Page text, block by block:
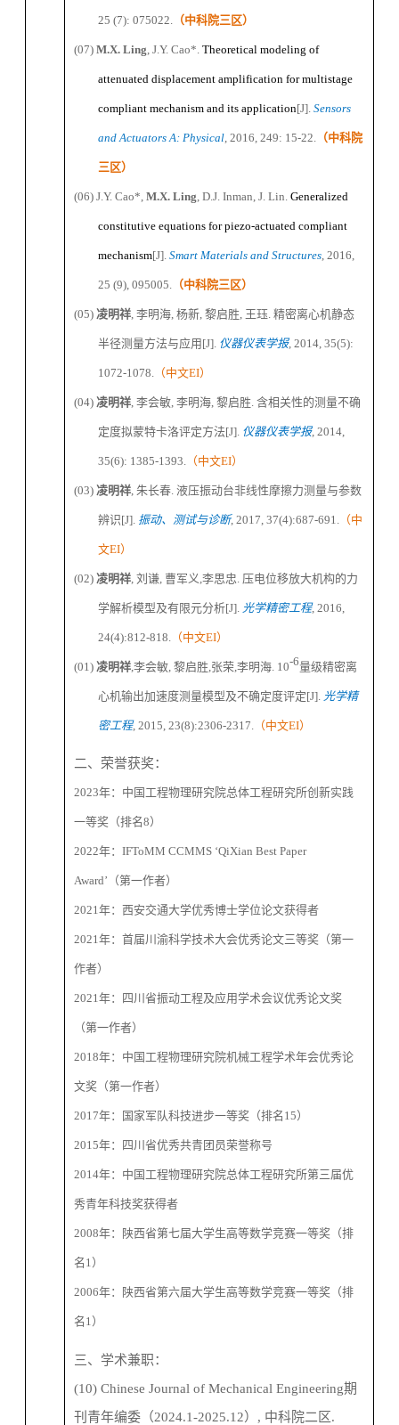
25 (7): 075022 （中科院三区）
(07) M.X.Ling , J.Y. Cao* Theoretical modeling of
attenuated displacement amplification for multistage
compliant mechanism and its application[J] .Sensors
and Actuators A: Physical , 2016, 249: 15-22. （中科院
三区）
(06) J.Y. Cao* M.X.Ling , D. J. Inman, J. Lin. Generalized
constitutive equations for piezo-actuated compliant
mechanism[J] .Smart Materials and Structures , 2016,
25 (9), 095005. （中科院三区）
(05) 凌明祥, 李明海, 杨新, 黎启胜, 王珏. 精密离心机静态
半径测量方法与应用[J]. 仪器仪表学报, 2014, 35(5):
1072-1078. （中文EI）
(04) 凌明祥, 李会敏, 李明海, 黎启胜. 含相关性的测量不确
定度拟蒙特卡洛评定方法[J]. 仪器仪表学报, 2014,
35(6): 1385-1393. （中文EI）
(03) 凌明祥, 朱长春. 液压振动台非线性摩擦力测量与参数
辨识[J]. 振动、测试与诊断, 2017, 37(4):687-691. （中
文EI）
(02) 凌明祥, 刘谦, 曹军义 李思忠 压电位移放大机构的力
学解析模型及有限元分析[J]. 光学精密工程, 2016,
24(4):812-818. （中文EI）
(01) 凌明祥, 李会敏, 黎启胜, 张荣, 李明海. 10-6量级精密离
心机输出加速度测量模型及不确定度评定[J]. 光学精
密工程, 2015, 23(8):2306-2317. （中文EI）
二、荣誉获奖：
2023年：中国工程物理研究院总体工程研究所创新实践
一等奖（排名8）
2022年： IFToMM CCMMS ‘QiXian Best Paper
Award’ （第一作者）
2021年：西安交通大学优秀博士学位论文获得者
2021年：首届川渝科学技术大会优秀论文三等奖（第一
作者）
2021年：四川省振动工程及应用学术会议优秀论文奖
（第一作者）
2018年： 中国工程物理研究院机械工程学术年会优秀论
文奖（第一作者）
2017年： 国家军队科技进步一等奖（排名 15）
2015年： 四川省优秀共青团员荣誉称号
2014年： 中国工程物理研究院总体工程研究所第三届优
秀青年科技奖获得者
2008年： 陕西省第七届大学生高等数学竞赛一等奖（排
名 1）
2006年： 陕西省第六届大学生高等数学竞赛一等奖（排
名 1）
三、学术兼职：
(10) Chinese Journal of Mechanical Engineering期
刊青年编委（2024.1-2025.12） , 中科院二区 .